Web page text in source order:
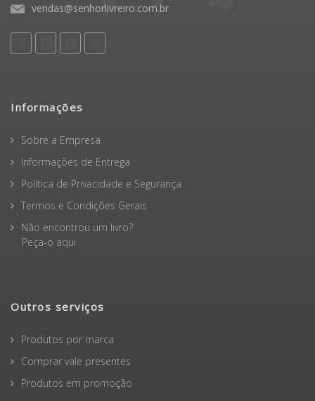
vendas@senhorlivreiro.com.br
Informações
Sobre a Empresa
Informações de Entrega
Política de Privacidade e Segurança
Termos e Condições Gerais
Não encontrou um livro?
Peça-o aqui
Outros serviços
Produtos por marca
Comprar vale presentes
Produtos em promoção